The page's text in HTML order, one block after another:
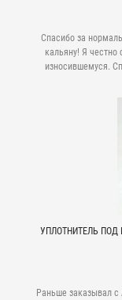
Спасибо за
кальяну! Я честно
износившемуся.
УПЛОТНИТЕЛЬ
Раньше заказывал